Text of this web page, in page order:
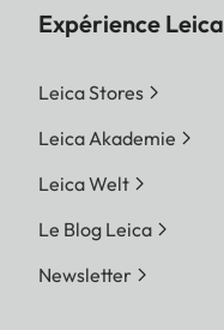
Expérience Leica
Leica Stores
Leica Akademie
Leica Welt
Le Blog Leica
Newsletter